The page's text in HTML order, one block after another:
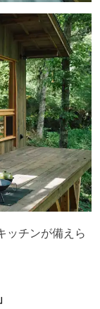
ッチンが備えら